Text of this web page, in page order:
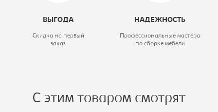
ВЫГОДА
Скидка на первый
заказ
НАДЕЖНОСТЬ
Профессиональные мастера
по сборке мебели
С этим товаром смотрят